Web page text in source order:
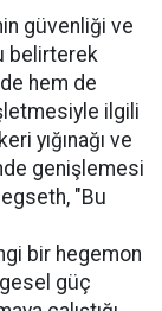
güvenliği ve
belirterek
hem de
ilgili
yığınağı ve
genişlemesi
"Bu
bir hegemon
güç